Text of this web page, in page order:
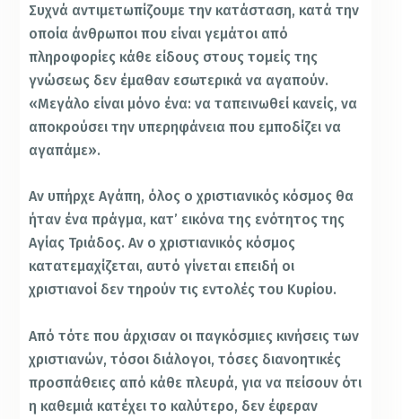
Συχνά αντιμετωπίζουμε την κατάσταση, κατά την
οποία άνθρωποι που είναι γεμάτοι από
πληροφορίες κάθε είδους στους τομείς της
γνώσεως δεν έμαθαν εσωτερικά να αγαπούν.
«Μεγάλο είναι μόνο ένα: να ταπεινωθεί κανείς, να
αποκρούσει την υπερηφάνεια που εμποδίζει να
αγαπάμε».
Αν υπήρχε Αγάπη, όλος ο χριστιανικός κόσμος θα
ήταν ένα πράγμα, κατ’ εικόνα της ενότητος της
Αγίας Τριάδος. Αν ο χριστιανικός κόσμος
κατατεμαχίζεται, αυτό γίνεται επειδή οι
χριστιανοί δεν τηρούν τις εντολές του Κυρίου.
Από τότε που άρχισαν οι παγκόσμιες κινήσεις των
χριστιανών, τόσοι διάλογοι, τόσες διανοητικές
προσπάθειες από κάθε πλευρά, για να πείσουν ότι
η καθεμιά κατέχει το καλύτερο, δεν έφεραν